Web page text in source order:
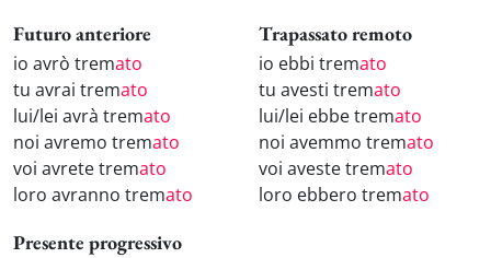
Futuro anteriore
io avrò tremato
tu avrai tremato
lui/lei avrà tremato
noi avremo tremato
voi avrete tremato
loro avranno tremato
Trapassato remoto
io ebbi tremato
tu avesti tremato
lui/lei ebbe tremato
noi avemmo tremato
voi aveste tremato
loro ebbero tremato
Presente progressivo